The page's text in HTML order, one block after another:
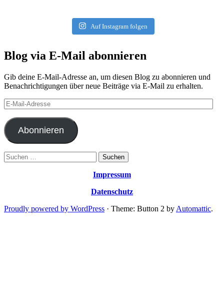
Auf Instagram folgen
Blog via E-Mail abonnieren
Gib deine E-Mail-Adresse an, um diesen Blog zu abonnieren und
Benachrichtigungen über neue Beiträge via E-Mail zu erhalten.
E-
Mail-
Adresse
Abonnieren
Suchen
nach:
Impressum
Datenschutz
Proudly powered by WordPress · Theme: Button 2 by Automattic.